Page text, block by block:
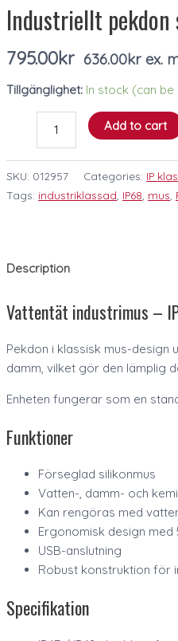
Industriellt pekdon
795.00kr 636.00kr ex.
Tillgänglighet: In stock (can
USB
Vit
quantity
Add to cart
SKU: 012957 Categories: IP
Tags: industriklassad IP68 mus
Description
Vattentät industrimus –
Pekdon i klassisk mus-design
damm, vilket gör den lämplig
Enheten fungerar som en
Funktioner
Förseglad silikonmus
Vatten-, damm- och
Kan rengöras med
Ergonomisk design med
USB-anslutning
Robust konstruktion för
Specifikation